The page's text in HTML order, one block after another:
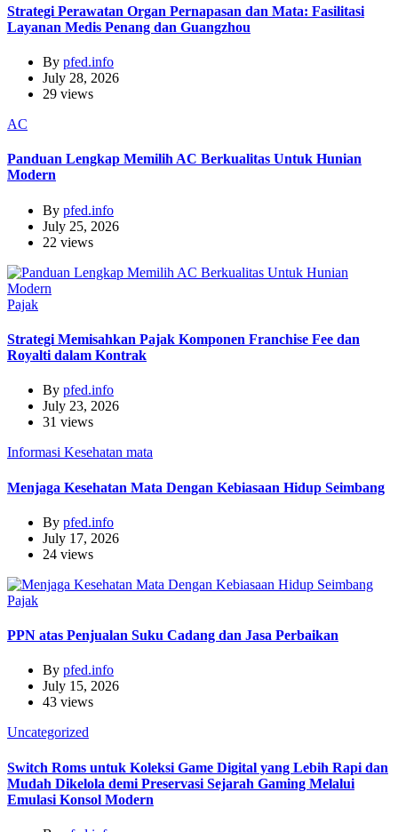
Strategi Perawatan Organ Pernapasan dan Mata: Fasilitasi
Layanan Medis Penang dan Guangzhou
By pfed.info
July 28, 2026
29 views
AC
Panduan Lengkap Memilih AC Berkualitas Untuk Hunian
Modern
By pfed.info
July 25, 2026
22 views
Pajak
Strategi Memisahkan Pajak Komponen Franchise Fee dan
Royalti dalam Kontrak
By pfed.info
July 23, 2026
31 views
Informasi Kesehatan mata
Menjaga Kesehatan Mata Dengan Kebiasaan Hidup Seimbang
By pfed.info
July 17, 2026
24 views
Pajak
PPN atas Penjualan Suku Cadang dan Jasa Perbaikan
By pfed.info
July 15, 2026
43 views
Uncategorized
Switch Roms untuk Koleksi Game Digital yang Lebih Rapi dan
Mudah Dikelola demi Preservasi Sejarah Gaming Melalui
Emulasi Konsol Modern